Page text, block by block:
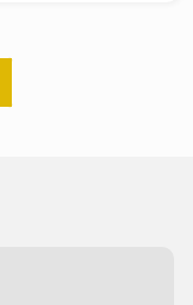
de